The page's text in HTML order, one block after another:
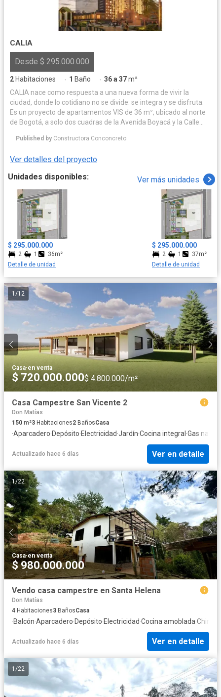
CALIA
Desde $ 295.000.000
2 Habitaciones · 1 Baño · 36 a 37m²
CALIA nace como respuesta a una nueva forma de vivir la
ciudad, donde lo cotidiano no se divide: se integra y se disfruta.
Es un proyecto de apartamentos VIS de 36 m², ubicado al norte
de Bogotá, a solo dos cuadras de la Avenida Boyacá y la Calle
Pensado para quienes buscan equilibrio entre trabajo, familia,
acompaña el ritmo real de la vida urbana. Más que un espacio
para vivir, CALIA propone una forma de vida donde todo se
conecta de manera natural: ubicación, funcionalidad,
accesibilidad y proyección. Además, cuenta con precio fijo desde
$295 millones, acepta subsidios de vivienda y se convierte en
una oportunidad ideal para quienes desean invertir o adquirir
vivienda propia en el norte de Bogotá.
Published by Constructora Conconcreto
Ver detalles del proyecto
Unidades disponibles:
Ver más unidades
$ 295.000.000
2 1
36m²
Detalle de unidad
$ 295.000.000
2 1
37m²
Detalle de unidad
1 /12
Casa·en venta
$ 720.000.000$ 4.800.000/m²
Casa Campestre San Vicente 2
Don Matías
150 m²3 Habitaciones2 BañosCasa
·Aparcadero·Depósito·Electricidad·Jardín·Cocina integral ·Gas
Actualizado hace 6 días Ver en detalle
1/22
Casa·en venta
$ 980.000.000
Vendo casa campestre en Santa Helena
Don Matías
4 Habitaciones3 BañosCasa
·Balcón·Aparcadero·Depósito·Electricidad·Cocina amoblada·
Actualizado hace 6 días Ver en detalle
1 /22